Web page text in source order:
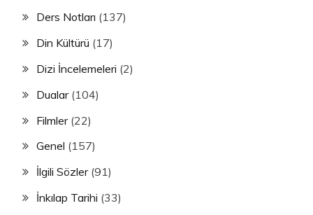
Ders Notları (137)
Din Kültürü (17)
Dizi İncelemeleri (2)
Dualar(104)
Filmler(22)
Genel (157)
İlgili Sözler(91)
İnkılap Tarihi (33)